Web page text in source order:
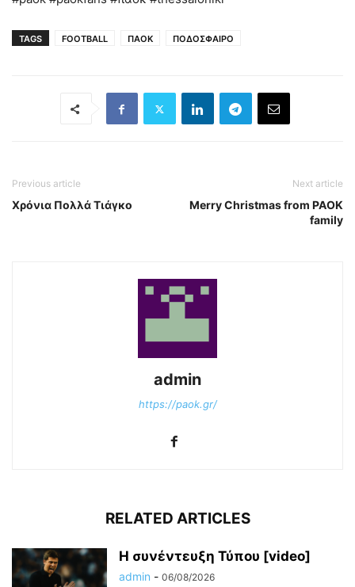
TAGS FOOTBALL ΠΑΟΚ ΠΟΔΟΣΦΑΙΡΟ
Previous article
Χρόνια Πολλά Τιάγκο
Next article
Merry Christmas from PAOK
family
admin
https://paok.gr/
RELATED ARTICLES
Η συνέντευξη Τύπου [video]
admin - 06/08/2026